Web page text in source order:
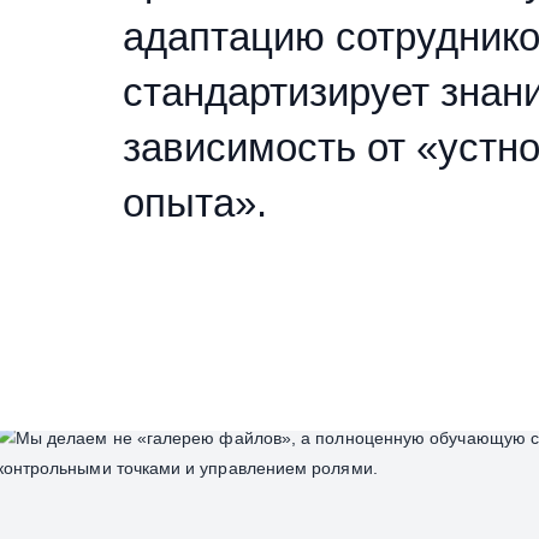
адаптацию
стандартизирует
зависимость от
опыта».